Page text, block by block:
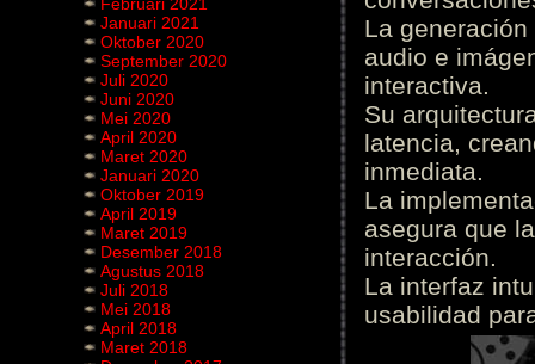
Januari 2021
Oktober 2020
September 2020
Juli 2020
Juni 2020
Mei 2020
April 2020
Maret 2020
Januari 2020
Oktober 2019
April 2019
Maret 2019
Desember 2018
Agustus 2018
Juli 2018
Mei 2018
April 2018
Maret 2018
La
audio e
interactiva.
Su
latencia,
inmediata.
La
asegura que
interacción.
La interfaz
usabilidad